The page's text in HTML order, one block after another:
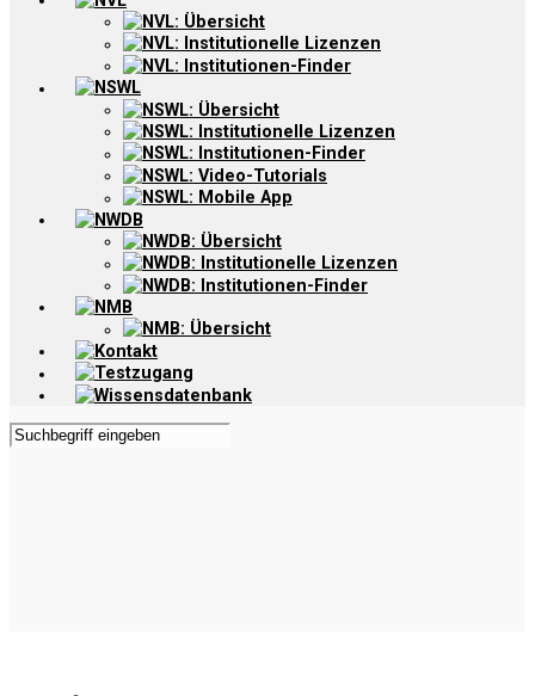
NVL: Übersicht
NVL: Institutionelle Lizenzen
NVL: Institutionen-Finder
NSWL
NSWL: Übersicht
NSWL: Institutionelle Lizenzen
NSWL: Institutionen-Finder
NSWL: Video-Tutorials
NSWL: Mobile App
NWDB
NWDB: Übersicht
NWDB: Institutionelle Lizenzen
NWDB: Institutionen-Finder
NMB
NMB: Übersicht
Kontakt
Testzugang
Wissensdatenbank